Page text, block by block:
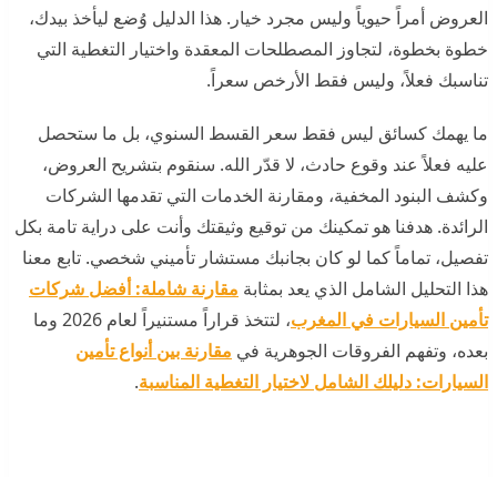
العروض أمراً حيوياً وليس مجرد خيار. هذا الدليل وُضع ليأخذ بيدك،
خطوة بخطوة، لتجاوز المصطلحات المعقدة واختيار التغطية التي
تناسبك فعلاً، وليس فقط الأرخص سعراً.
ما يهمك كسائق ليس فقط سعر القسط السنوي، بل ما ستحصل
عليه فعلاً عند وقوع حادث، لا قدّر الله. سنقوم بتشريح العروض،
وكشف البنود المخفية، ومقارنة الخدمات التي تقدمها الشركات
الرائدة. هدفنا هو تمكينك من توقيع وثيقتك وأنت على دراية تامة بكل
تفصيل، تماماً كما لو كان بجانبك مستشار تأميني شخصي. تابع معنا
هذا التحليل الشامل الذي يعد بمثابة مقارنة شاملة: أفضل شركات
تأمين السيارات في المغرب
، لتتخذ قراراً مستنيراً لعام 2026 وما
بعده، وتفهم الفروقات الجوهرية في مقارنة بين أنواع تأمين
السيارات: دليلك الشامل لاختيار التغطية المناسبة.